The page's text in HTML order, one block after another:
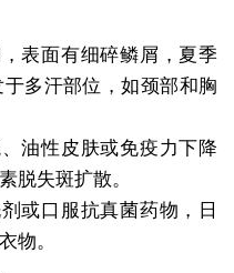
表面有细碎鳞屑，夏季
多汗部位，如颈部和胸
油性皮肤或免疫力下降
脱失斑扩散。
或口服抗真菌药物，日
物。